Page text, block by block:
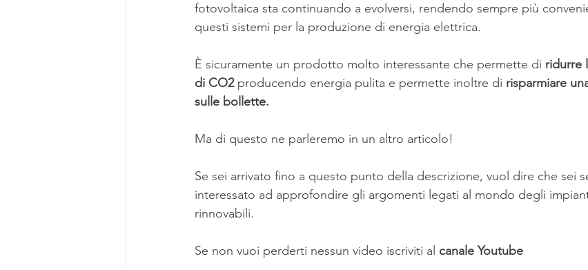
fotovoltaica sta continuando a evolversi, rendendo sempre più
questi sistemi per la produzione di energia elettrica.
È sicuramente un prodotto molto interessante che permette di ridurre
di CO2 producendo energia pulita e permette inoltre di risparmiare
sulle bollette.
Ma di questo ne parleremo in un altro articolo!
Se sei arrivato fino a questo punto della descrizione, vuol dire che sei
interessato ad approfondire gli argomenti legati al mondo degli
rinnovabili.
Se non vuoi perderti nessun video iscriviti al canale Youtube